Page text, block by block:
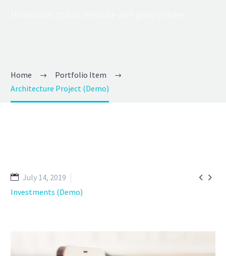
Home
Portfolio Item
Architecture Project (Demo)
 
July 14, 2019
Investments (Demo)